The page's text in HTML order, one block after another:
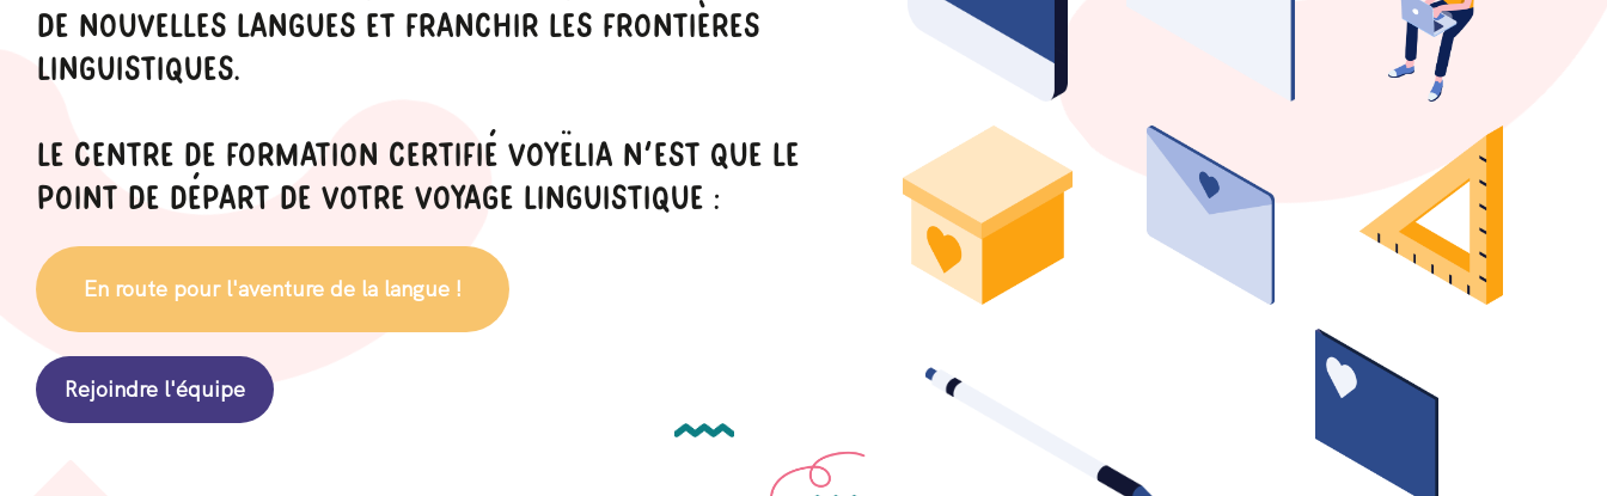
De Nouvelles Langues Et Franchir Les Frontières
Linguistiques.
Le Centre De Formation Certifié Voyëlia N'est Que Le
Point De Départ De Votre Voyage Linguistique :
En route pour l'aventure de la langue !
Rejoindre l'équipe